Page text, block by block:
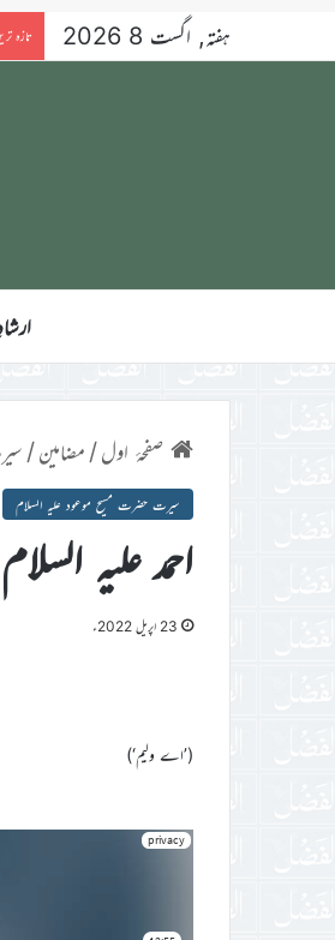
ہفتہ, اگست 8 2026 تازہ
صفحۂ اول/ مضامین/
سیرت حضرت مسیح موعود علیہ السلام
احمد علیہ
23 اپریل 2022ء
(’اے ولیم‘)